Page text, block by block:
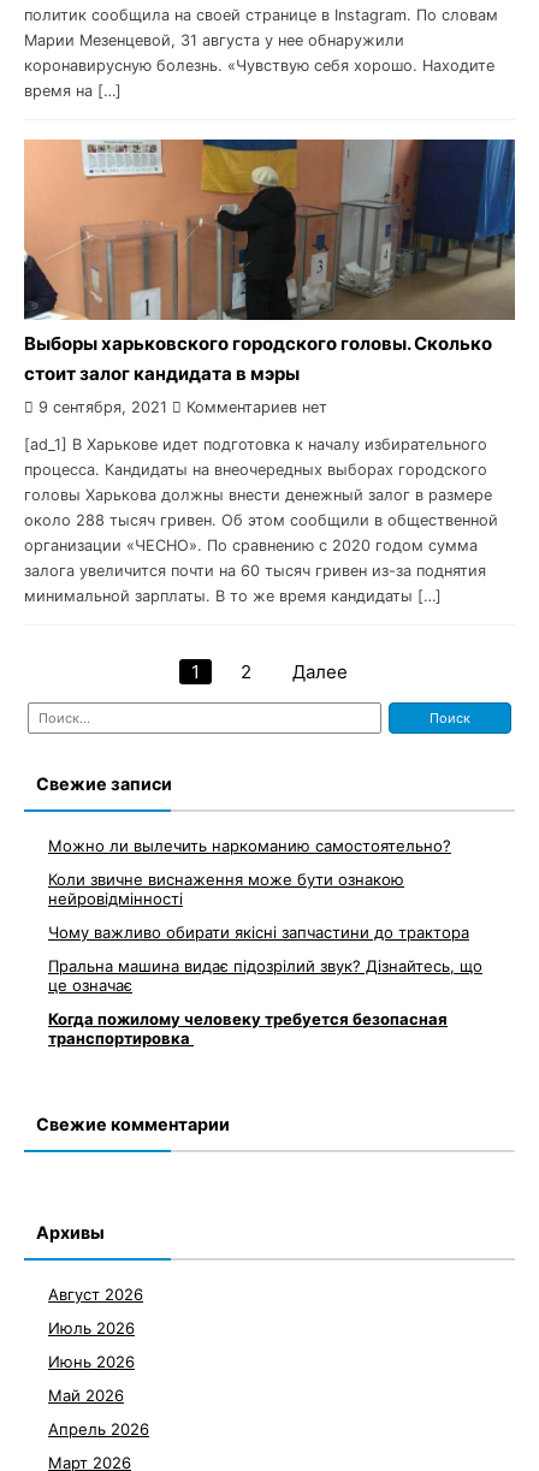
политик сообщила на своей странице в Instagram. По словам
Марии Мезенцевой, 31 августа у нее обнаружили
коронавирусную болезнь. «Чувствую себя хорошо. Находите
время на […]
Выборы харьковского городского головы. Сколько
стоит залог кандидата в мэры
9 сентября, 2021 Комментариев нет
[ad_1] В Харькове идет подготовка к началу избирательного
процесса. Кандидаты на внеочередных выборах городского
головы Харькова должны внести денежный залог в размере
около 288 тысяч гривен. Об этом сообщили в общественной
организации «ЧЕСНО». По сравнению с 2020 годом сумма
залога увеличится почти на 60 тысяч гривен из-за поднятия
минимальной зарплаты. В то же время кандидаты […]
Навигация
по
1 2 Далее
Найти:
Свежие записи
Можно ли вылечить наркоманию самостоятельно?
Коли звичне виснаження може бути ознакою
нейровідмінності
Чому важливо обирати якісні запчастини до трактора
Пральна машина видає підозрілий звук? Дізнайтесь, що
це означає
Когда пожилому человеку требуется безопасная
транспортировка
Свежие комментарии
Архивы
Август 2026
Июль 2026
Июнь 2026
Май 2026
Апрель 2026
Март 2026